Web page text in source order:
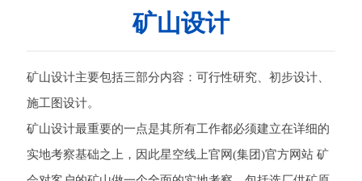
人力资源
星空线上官网(集团)官方网站
矿山设计
矿山设计主要包括三部分内容：可行性研究、初步设计、
施工图设计。
矿山设计最重要的一点是其所有工作都必须建立在详细的
实地考察基础之上，因此星空线上官网(集团)官方网站 矿